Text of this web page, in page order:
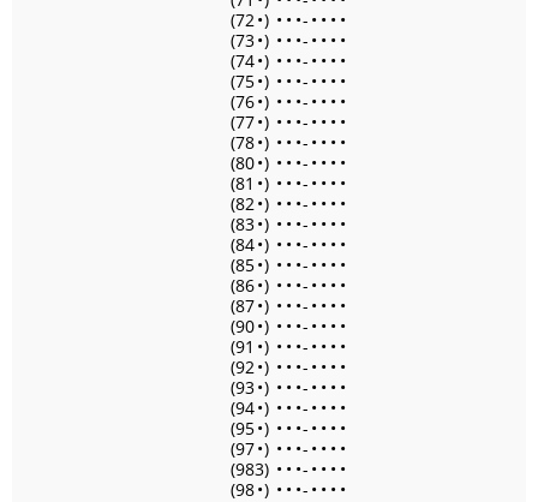
(72•) • • •- • • • •
(73•) • • •- • • • •
(74•) • • •- • • • •
(75•) • • •- • • • •
(76•) • • •- • • • •
(77•) • • •- • • • •
(78•) • • •- • • • •
(80•) • • •- • • • •
(81 •) • • •- • • • •
(82•) • • •- • • • •
(83•) • • •- • • • •
(84•) • • •- • • • •
(85•) • • •- • • • •
(86•) • • •- • • • •
(87•) • • •- • • • •
(90•) • • •- • • • •
(91 •) • • •- • • • •
(92•) • • •- • • • •
(93•) • • •- • • • •
(94•) • • •- • • • •
(95•) • • •- • • • •
(97•) • • •- • • • •
(983) • • •- • • • •
(98•) • • •- • • • •